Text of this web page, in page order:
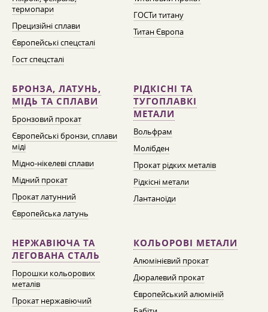
термопари
Прецизійні сплави
Європейські спецсталі
Гост спецсталі
ГОСТи титану
Титан Європа
БРОНЗА, ЛАТУНЬ,
МІДЬ ТА СПЛАВИ
Бронзовий прокат
Європейські бронзи, сплави
міді
Мідно-нікелеві сплави
Мідний прокат
Прокат латунний
Європейська латунь
РІДКІСНІ ТА
ТУГОПЛАВКІ
МЕТАЛИ
Вольфрам
Молібден
Прокат рідких металів
Рідкісні метали
Лантаноїди
НЕРЖАВІЮЧА ТА
ЛЕГОВАНА СТАЛЬ
Порошки кольорових
металів
Прокат нержавіючий
КОЛЬОРОВІ МЕТАЛИ
Алюмінієвий прокат
Дюралевий прокат
Європейський алюміній